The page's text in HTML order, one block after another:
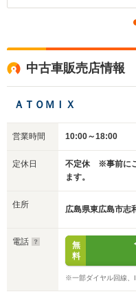
中古車販売店情報
ＡＴＯＭＩＸ
営業時間 10:00～18:00
定休日
不定休 ※事前にご
ます。
住所 広島県東広島市志
電話
無
料
※一部ダイヤル回線、
入力途中の
※次回問い合わせ
※保存された
いいえ